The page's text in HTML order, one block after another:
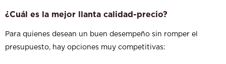
¿Cuál es la mejor llanta calidad-precio?
Para quienes desean un buen desempeño sin romper el
presupuesto, hay opciones muy competitivas: